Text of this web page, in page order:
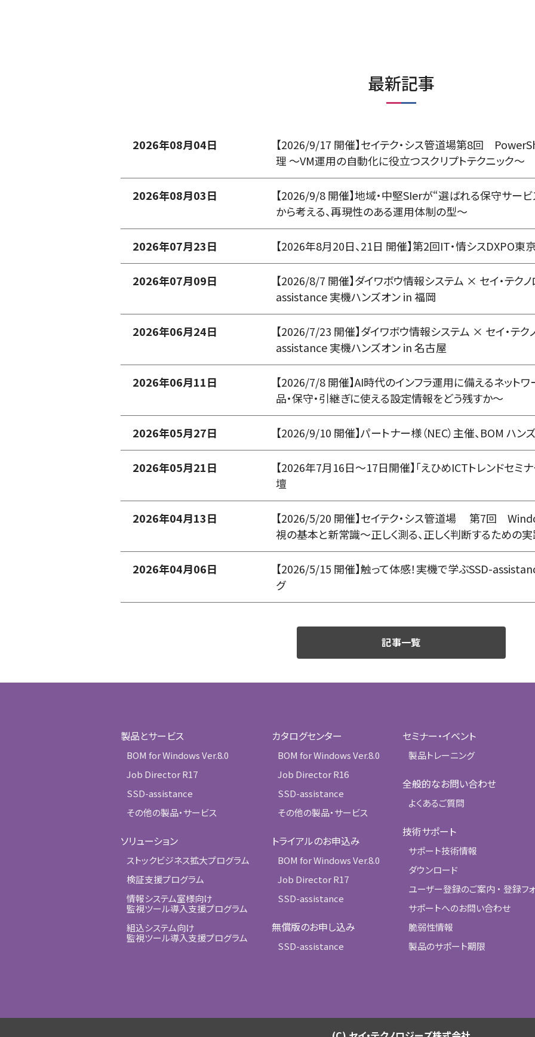
最新記事
2026年08月04日
【2026/9/17 開催】セイテク・シス管道場第8回
理 ～VM運用の自動化に役立つスクリプトテクニック～
2026年08月03日
【2026/9/8 開催】地域・中堅SIerが“選ばれる保守サー
から考える、再現性のある運用体制の型〜
2026年07月23日 【2026年8月20日、21日 開催】第2回IT・情シスDXPO東
2026年07月09日
【2026/8/7 開催】ダイワボウ情報システム × セイ・テク
assistance 実機ハンズオン in 福岡
2026年06月24日
【2026/7/23 開催】ダイワボウ情報システム × セイ・テ
assistance 実機ハンズオン in 名古屋
2026年06月11日
【2026/7/8 開催】AI時代のインフラ運用に備えるネット
品・保守・引継ぎに使える設定情報をどう残すか～
2026年05月27日 【2026/9/10 開催】パートナー様（NEC）主催、BOM ハン
2026年05月21日
【2026年7月16日～17日開催】「えひめICTトレンドセミ
壇
2026年04月13日
【2026/5/20 開催】セイテク・シス管道場 第7回
視の基本と新常識～正しく測る、正しく判断するための
2026年04月06日
【2026/5/15 開催】触って体感！実機で学ぶSSD-
グ
記事一覧
製品とサービス
BOM for Windows Ver.8.0
Job Director R17
SSD-assistance
その他の製品・サービス
ソリューション
ストックビジネス拡大プログラム
検証支援プログラム
情報システム室様向け
監視ツール導入支援プログラム
組込システム向け
監視ツール導入支援プログラム
カタログセンター
BOM for Windows Ver.8.0
Job Director R16
SSD-assistance
その他の製品・サービス
トライアルのお申込み
BOM for Windows Ver.8.0
Job Director R17
SSD-assistance
無償版のお申し込み
SSD-assistance
セミナー・イベント
製品トレーニング
全般的なお問い合わせ
よくあるご質問
技術サポート
サポート技術情報
ダウンロード
ユーザー登録のご案内 ・ 登録フ
サポートへのお問い合わせ
脆弱性情報
製品のサポート期限